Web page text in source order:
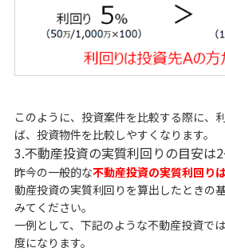
このように、投資案件を比較する際に、
ば、投資物件を比較しやすくなります。
3.不動産投資の実質利回りの目安は
昨今の一般的な不動産投資の実質利回り
動産投資の実質利回りを算出したときの
みてください。
一例として、下記のような不動産投資で
度になります。